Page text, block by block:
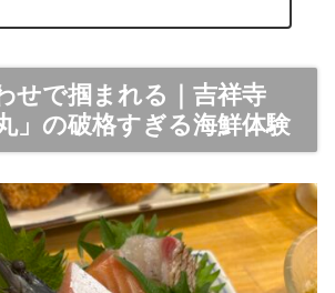
せで掴まれる｜吉祥寺
」の破格すぎる海鮮体験